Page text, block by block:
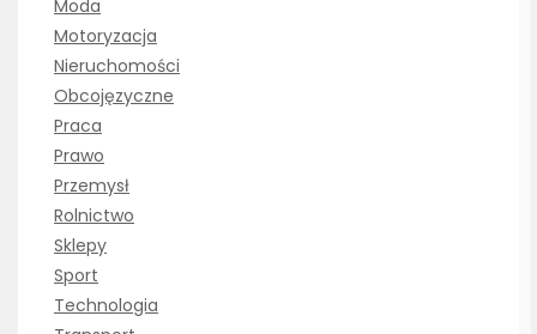
Moda
Motoryzacja
Nieruchomości
Obcojęzyczne
Praca
Prawo
Przemysł
Rolnictwo
Sklepy
Sport
Technologia